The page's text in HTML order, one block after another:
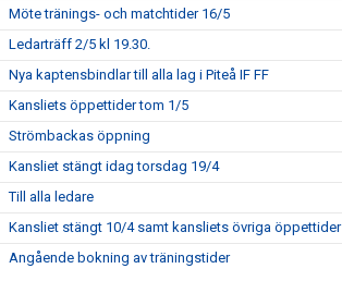
Möte tränings- och matchtider 16/5
Ledarträff 2/5 kl 19.30.
Nya kaptensbindlar till alla lag i Piteå IF FF
Kansliets öppettider tom 1/5
Strömbackas öppning
Kansliet stängt idag torsdag 19/4
Till alla ledare
Kansliet stängt 10/4 samt kansliets övriga öppettider
Angående bokning av träningstider